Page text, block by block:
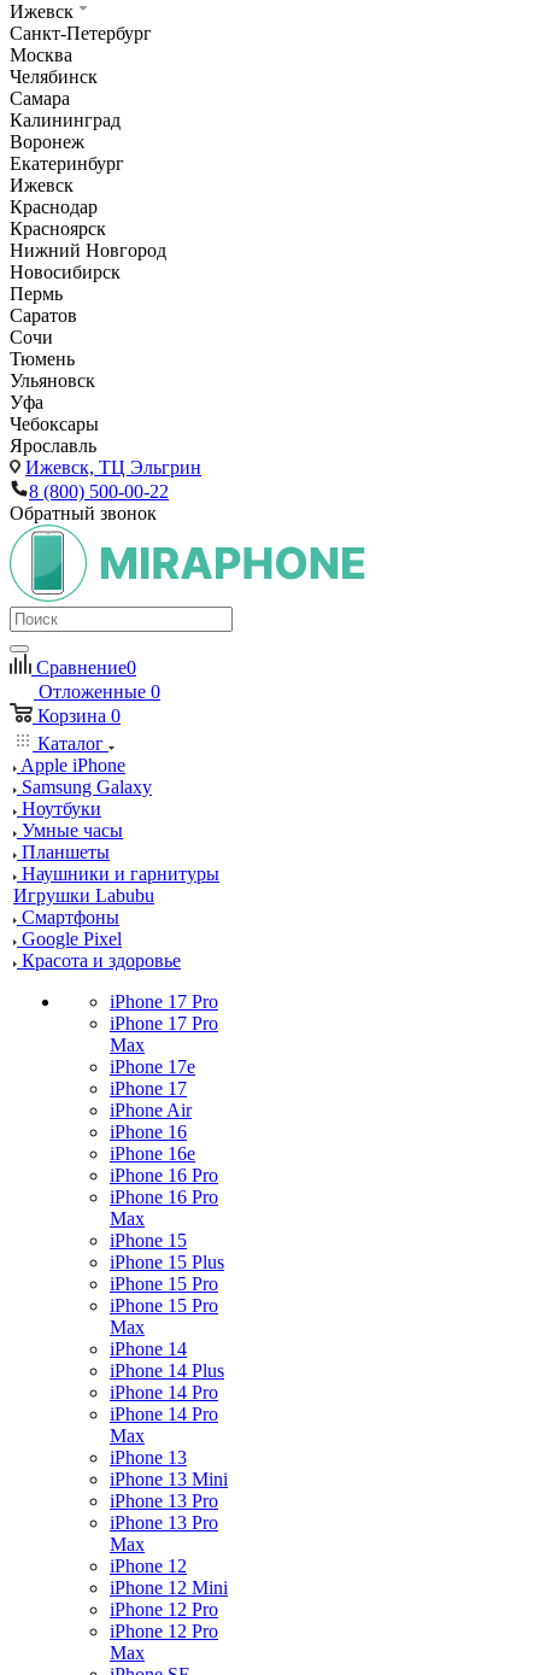
Ижевск
Санкт-Петербург
Москва
Челябинск
Самара
Калининград
Воронеж
Екатеринбург
Ижевск
Краснодар
Красноярск
Нижний Новгород
Новосибирск
Пермь
Саратов
Сочи
Тюмень
Ульяновск
Уфа
Чебоксары
Ярославль
Ижевск, ТЦ Эльгрин
8 (800) 500-00-22
Обратный звонок
Сравнение0
Отложенные 0
Корзина 0
Каталог
Apple iPhone
Samsung Galaxy
Ноутбуки
Умные часы
Планшеты
Наушники и гарнитуры
Игрушки Labubu
Смартфоны
Google Pixel
Красота и здоровье
iPhone 17 Pro
iPhone 17 Pro
Max
iPhone 17e
iPhone 17
iPhone Air
iPhone 16
iPhone 16e
iPhone 16 Pro
iPhone 16 Pro
Max
iPhone 15
iPhone 15 Plus
iPhone 15 Pro
iPhone 15 Pro
Max
iPhone 14
iPhone 14 Plus
iPhone 14 Pro
iPhone 14 Pro
Max
iPhone 13
iPhone 13 Mini
iPhone 13 Pro
iPhone 13 Pro
Max
iPhone 12
iPhone 12 Mini
iPhone 12 Pro
iPhone 12 Pro
Max